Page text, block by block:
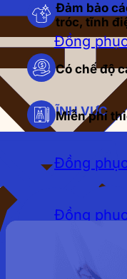
Đồng
LĨNH VỰC
Đồng
Đồng
Đồng
Đảm bảo
tróc, tĩnh
Có chế độ
Miễn phí